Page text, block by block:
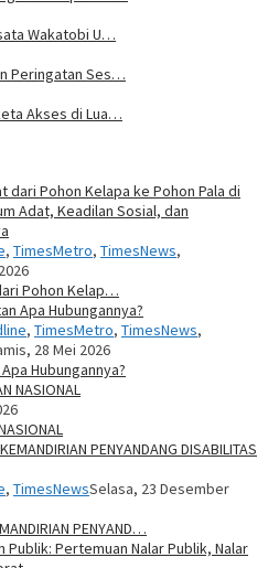
Wakatobi U…
Peringatan Ses…
Akses di Lua…
, TimesMetro, TimesNews,
Pohon Kelap…
, TimesMetro, TimesNews,
28 Mei 2026
Hubungannya?
, TimesNewsSelasa, 23 Desember
PENYAND…